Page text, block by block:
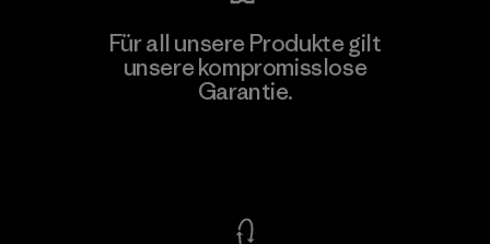
Für all unsere Produkte gilt
unsere kompromisslose
Garantie.